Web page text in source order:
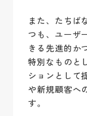
また、たちば
つも、ユーザ
きる先進的か
特別なものと
ションとして
や新規顧客へ
す。